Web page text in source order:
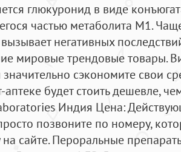
глюкуронид в виде
частью метаболита М1.
негативных
мировые трендовые товары.
сэкономите свои
будет стоить дешевле,
Индия Цена:
позвоните по номеру,
на сайте. Пероральные